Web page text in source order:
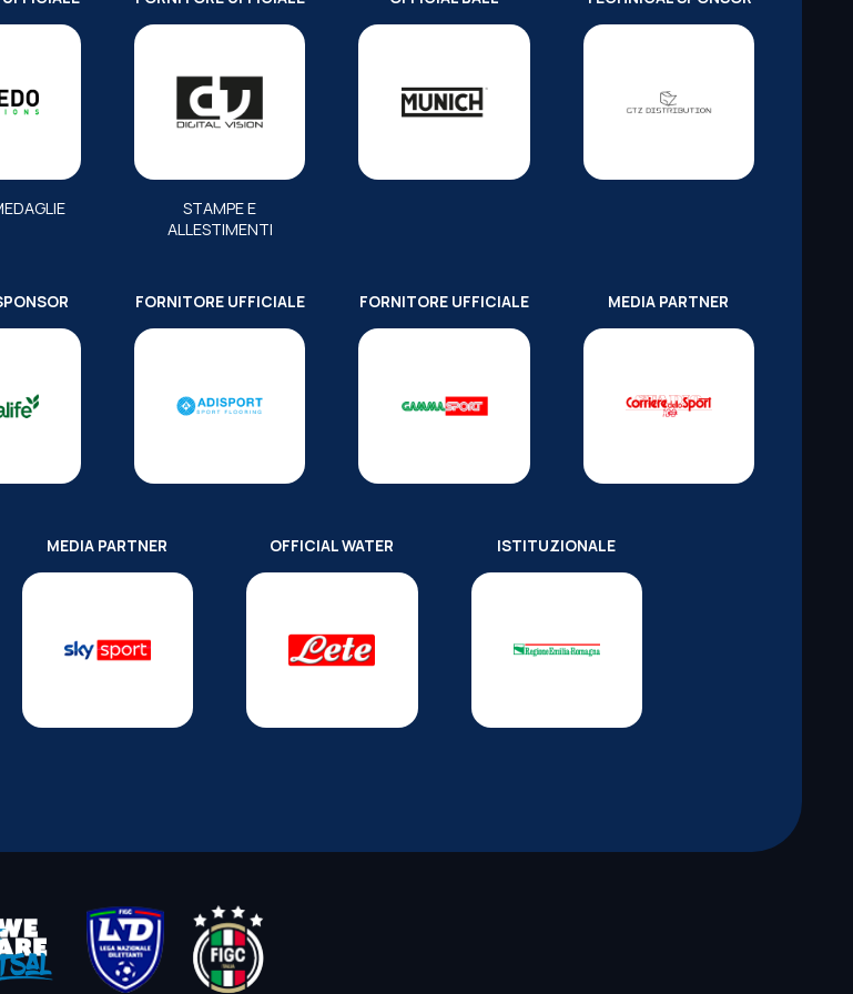
STAMPE E
ALLESTIMENTI
FORNITORE UFFICIALE FORNITORE UFFICIALE MEDIA PARTNER
MEDIA PARTNER OFFICIAL WATER ISTITUZIONALE